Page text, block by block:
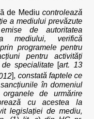
de Mediu controlează
a mediului prevăzute
de autoritatea
mediului, verifică
programele pentru
pentru activități
specialitate[art. 13
], constată faptele ce
în domeniul
de urmărire
cu acestea la
legislației de mediu,